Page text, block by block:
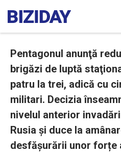
Pentagonul anunţă
brigăzi de luptă
patru la trei, adică cu
militari. Decizia
nivelul anterior
Rusia și duce la
desfășurării unor forțe